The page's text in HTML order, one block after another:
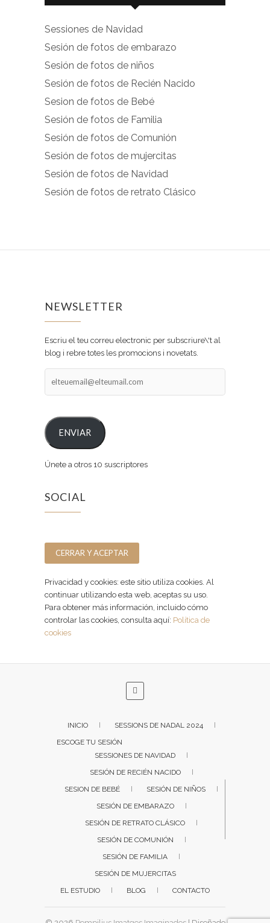
facebook.com
en
Facebook
instagram.com
en
Instagram
Sessiones de Navidad
Sesión de fotos de embarazo
Sesión de fotos de niños
Sesión de fotos de Recién Nacido
Sesion de fotos de Bebé
Sesión de fotos de Familia
Sesión de fotos de Comunión
Sesión de fotos de mujercitas
Sesión de fotos de Navidad
Sesión de fotos de retrato Clásico
NEWSLETTER
Escriu el teu correu electronic per subscriure\'t al
blog i rebre totes les promocions i novetats.
ENVIAR
Únete a otros 10 suscriptores
SOCIAL
Privacidad y cookies: este sitio utiliza cookies. Al
continuar utilizando esta web, aceptas su uso.
Para obtener más información, incluido cómo
controlar las cookies, consulta aquí: Política de
cookies
INICIO
SESSIONS DE NADAL 2024
ESCOGE TU SESIÓN
SESSIONES DE NAVIDAD
SESIÓN DE RECIÉN NACIDO
SESION DE BEBÉ
SESIÓN DE NIÑOS
SESIÓN DE EMBARAZO
SESIÓN DE RETRATO CLÁSICO
SESIÓN DE COMUNIÓN
SESIÓN DE FAMILIA
SESIÓN DE MUJERCITAS
EL ESTUDIO
BLOG CONTACTO